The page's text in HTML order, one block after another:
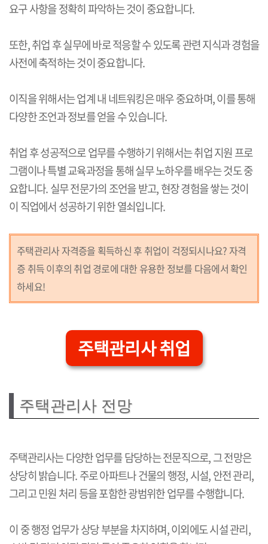
요구 사항을 정확히 파악하는 것이 중요합니다.
또한, 취업 후 실무에 바로 적응할 수 있도록 관련 지식과 경험을
사전에 축적하는 것이 중요합니다.
이직을 위해서는 업계 내 네트워킹은 매우 중요하며, 이를 통해
다양한 조언과 정보를 얻을 수 있습니다.
취업 후 성공적으로 업무를 수행하기 위해서는 취업 지원 프로
그램이나 특별 교육과정을 통해 실무 노하우를 배우는 것도 중
요합니다. 실무 전문가의 조언을 받고, 현장 경험을 쌓는 것이
이 직업에서 성공하기 위한 열쇠입니다.
주택관리사 자격증을 획득하신 후 취업이 걱정되시나요? 자격
증 취득 이후의 취업 경로에 대한 유용한 정보를 다음에서 확인
하세요!
주택관리사 취업
주택관리사 전망
주택관리사는 다양한 업무를 담당하는 전문직으로, 그 전망은
상당히 밝습니다. 주로 아파트나 건물의 행정, 시설, 안전 관리,
그리고 민원 처리 등을 포함한 광범위한 업무를 수행합니다.
이 중 행정 업무가 상당 부분을 차지하며, 이외에도 시설 관리,